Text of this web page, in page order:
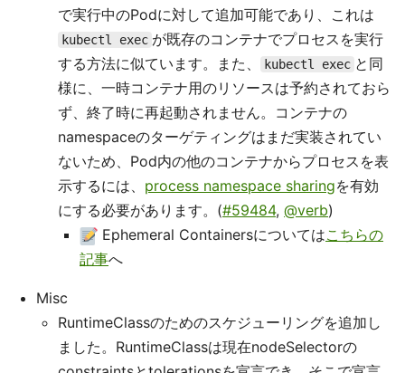
で実行中のPodに対して追加可能であり、これは
kubectl exec が既存のコンテナでプロセスを実行
する方法に似ています。また、
kubectl exec と同
様に、一時コンテナ用のリソースは予約されておら
ず、終了時に再起動されません。コンテナの
namespaceのターゲティングはまだ実装されてい
ないため、Pod内の他のコンテナからプロセスを表
示するには、 process namespace sharingを有効
にする必要があります。(#59484, @verb)
Ephemeral Containersについてはこちらの
記事へ
Misc
RuntimeClassのためのスケジューリングを追加し
ました。RuntimeClassは現在nodeSelectorの